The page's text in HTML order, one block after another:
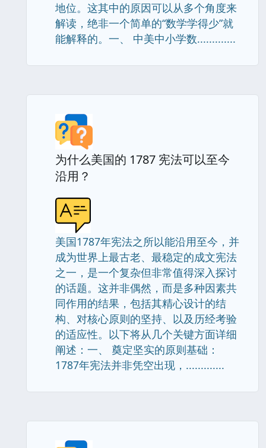
地位。这其中的原因可以从多个角度来
解读，绝非一个简单的“数学学得少”就
能解释的。一、 中美中小学数.............
为什么美国的 1787 宪法可以至今
沿用？
美国1787年宪法之所以能沿用至今，并
成为世界上最古老、最稳定的成文宪法
之一，是一个复杂但非常值得深入探讨
的话题。这并非偶然，而是多种因素共
同作用的结果，包括其精心设计的结
构、对核心原则的坚持、以及历经考验
的适应性。以下将从几个关键方面详细
阐述：一、 奠定坚实的原则基础：
1787年宪法并非凭空出现，.............